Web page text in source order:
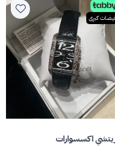
كبرى
ريتشي اكسسوارات